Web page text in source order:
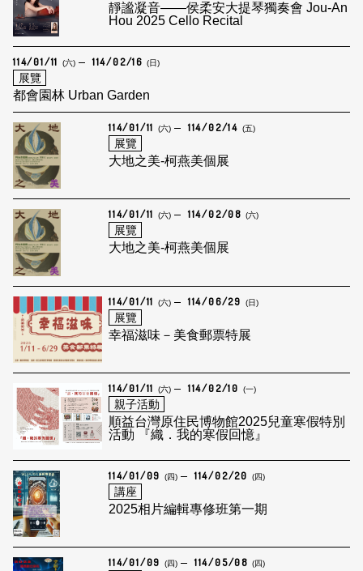
靜謐凝音——侯柔安大提琴獨奏會 Jou-An
Hou 2025 Cello Recital
114/01/11 (六) 114/02/16 (日)
展覽
都會園林 Urban Garden
114/01/11 (六) 114/02/14 (五)
展覽
大地之美-柯燕美個展
114/01/11 (六) 114/02/08 (六)
展覽
大地之美-柯燕美個展
114/01/11 (六) 114/06/29 (日)
展覽
幸福滋味－美食郵票特展
114/01/11 (六) 114/02/10 (一)
親子活動
順益台灣原住民博物館2025兒童寒假特別
活動 『織．我的寒假回憶』
114/01/09 (四) 114/02/20 (四)
講座
2025相片編輯專修班第一期
114/01/09 (四) 114/05/08 (四)